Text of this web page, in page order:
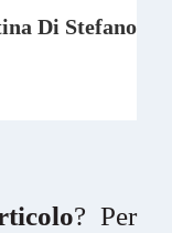
Di Stefano
? Per